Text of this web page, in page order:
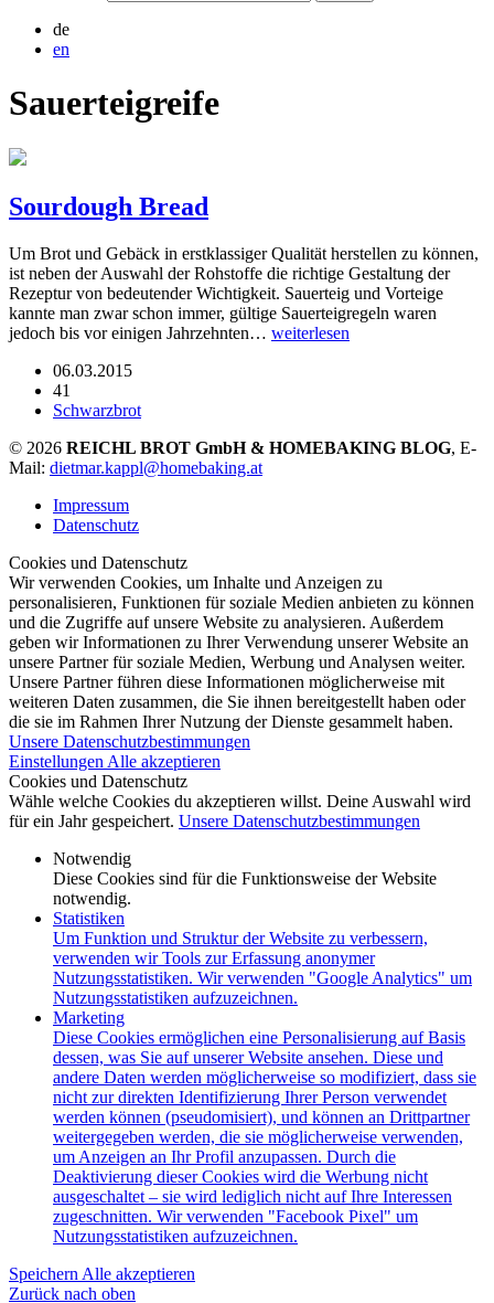
de
en
Sauerteigreife
Sourdough Bread
Um Brot und Gebäck in erstklassiger Qualität herstellen zu können,
ist neben der Auswahl der Rohstoffe die richtige Gestaltung der
Rezeptur von bedeutender Wichtigkeit. Sauerteig und Vorteige
kannte man zwar schon immer, gültige Sauerteigregeln waren
jedoch bis vor einigen Jahrzehnten… weiterlesen
06.03.2015
41
Schwarzbrot
© 2026 REICHL BROT GmbH & HOMEBAKING BLOG, E-
Mail: dietmar.kappl@homebaking.at
Impressum
Datenschutz
Cookies und Datenschutz
Wir verwenden Cookies, um Inhalte und Anzeigen zu
personalisieren, Funktionen für soziale Medien anbieten zu können
und die Zugriffe auf unsere Website zu analysieren. Außerdem
geben wir Informationen zu Ihrer Verwendung unserer Website an
unsere Partner für soziale Medien, Werbung und Analysen weiter.
Unsere Partner führen diese Informationen möglicherweise mit
weiteren Daten zusammen, die Sie ihnen bereitgestellt haben oder
die sie im Rahmen Ihrer Nutzung der Dienste gesammelt haben.
Unsere Datenschutzbestimmungen
Einstellungen Alle akzeptieren
Cookies und Datenschutz
Wähle welche Cookies du akzeptieren willst. Deine Auswahl wird
für ein Jahr gespeichert. Unsere Datenschutzbestimmungen
Notwendig
Diese Cookies sind für die Funktionsweise der Website
notwendig.
Statistiken
Um Funktion und Struktur der Website zu verbessern,
verwenden wir Tools zur Erfassung anonymer
Nutzungsstatistiken. Wir verwenden "Google Analytics" um
Nutzungsstatistiken aufzuzeichnen.
Marketing
Diese Cookies ermöglichen eine Personalisierung auf Basis
dessen, was Sie auf unserer Website ansehen. Diese und
andere Daten werden möglicherweise so modifiziert, dass sie
nicht zur direkten Identifizierung Ihrer Person verwendet
werden können (pseudomisiert), und können an Drittpartner
weitergegeben werden, die sie möglicherweise verwenden,
um Anzeigen an Ihr Profil anzupassen. Durch die
Deaktivierung dieser Cookies wird die Werbung nicht
ausgeschaltet – sie wird lediglich nicht auf Ihre Interessen
zugeschnitten. Wir verwenden "Facebook Pixel" um
Nutzungsstatistiken aufzuzeichnen.
Speichern Alle akzeptieren
Zurück nach oben